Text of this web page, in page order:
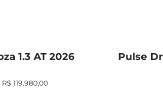
1.3 AT 2026
119.980,00
Pulse